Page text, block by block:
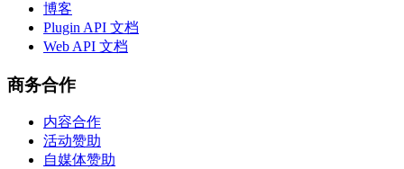
博客
Plugin API 文档
Web API 文档
商务合作
内容合作
活动赞助
自媒体赞助